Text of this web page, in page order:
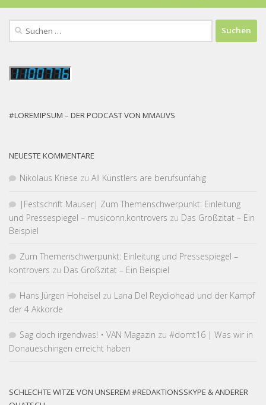
Suchen
#LOREMIPSUM – DER PODCAST VON MMAUVS
NEUESTE KOMMENTARE
Nikolaus Kriese zu All Künstlers are berufsunfähig
|Fest­schrift Mauser| Zum Themen­schwer­punkt: Einleitung
und Pressespiegel – musiconn.kontrovers zu Das Großzitat – Ein
Beispiel
Zum Themen­schwer­punkt: Einleitung und Pressespiegel –
kontrovers zu Das Großzitat – Ein Beispiel
Hans Jürgen Hoheisel zu Lana Del Reydiohead und der Kampf
der 4 Akkorde
Sag doch irgendwas! • VAN Magazin zu #domt16 | Was wir in
Donaueschingen erreicht haben
SCHLECHTE WITZE VON UNSEREM #REDAKTIONSSKYPE & ANDERER